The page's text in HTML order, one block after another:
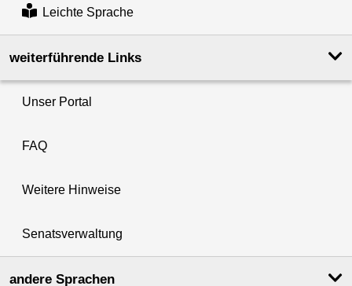
Leichte Sprache
weiterführende Links
Unser Portal
FAQ
Weitere Hinweise
Senatsverwaltung
andere Sprachen